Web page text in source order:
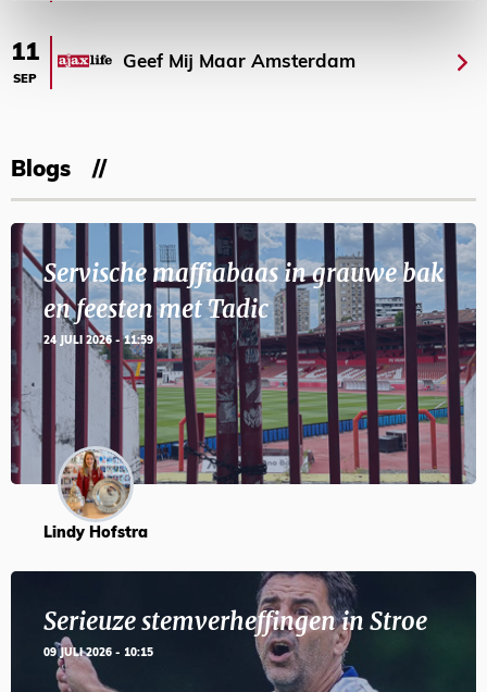
11
SEP
Geef Mij Maar Amsterdam
Blogs
Servische maffiabaas in grauwe bak
en feesten met Tadic
24 JULI 2026 - 11:59
Lindy Hofstra
Serieuze stemverheffingen in Stroe
09 JULI 2026 - 10:15